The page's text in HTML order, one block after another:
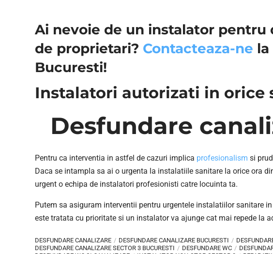
Ai nevoie de un instalator pentru
de proprietari? Contacteaza-ne
Bucuresti!
Instalatori autorizati in orice
Desfundare
Pentru ca interventia in astfel de cazuri implica profesionalism si
Daca se intampla sa ai o urgenta la instalatiile sanitare la orice ora
urgent o echipa de instalatori profesionisti catre locuinta ta.
Putem sa asiguram interventii pentru urgentele instalatiilor sanitare in
este tratata cu prioritate si un instalator va ajunge cat mai repede la
DESFUNDARE CANALIZARE DESFUNDARE CANALIZARE BUCURESTI
DESFUNDARE CANALIZARE SECTOR 3 BUCURESTI
DESFUNDARE WC